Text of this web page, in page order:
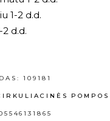
1-2 d.d.
d.d.
109181
POMPOS